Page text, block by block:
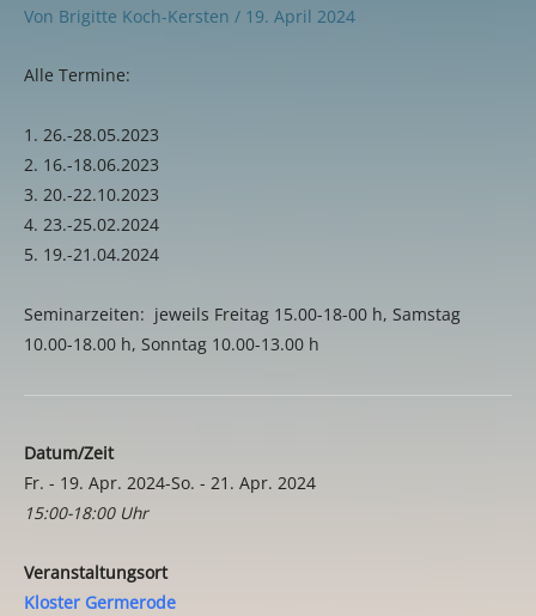
Von Brigitte Koch-Kersten / 19. April 2024
Alle Termine:
1. 26.-28.05.2023
2. 16.-18.06.2023
3. 20.-22.10.2023
4. 23.-25.02.2024
5. 19.-21.04.2024
Seminarzeiten: jeweils Freitag 15.00-18-00 h, Samstag
10.00-18.00 h, Sonntag 10.00-13.00 h
Datum/Zeit
Fr. - 19. Apr. 2024-So. - 21. Apr. 2024
15:00-18:00 Uhr
Veranstaltungsort
Kloster Germerode